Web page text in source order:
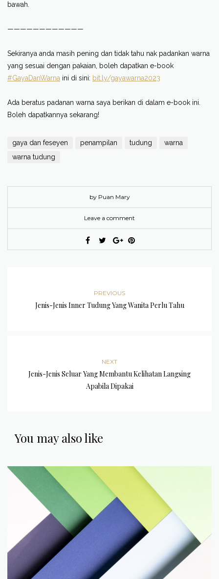
bawah.
————————————
Sekiranya anda masih pening dan tidak tahu nak padankan warna
yang sesuai dengan pakaian, boleh dapatkan e-book
#GayaDanWarna ini di sini: bit.ly/gayawarna2023
Ada beratus padanan warna saya berikan di dalam e-book ini.
Boleh dapatkannya sekarang!
gaya dan feseyen penampilan tudung
warna
warna tudung
by Puan Mary
Leave a comment
PREVIOUS
Jenis-Jenis Inner Tudung Yang Wanita Perlu Tahu
NEXT
Jenis-Jenis Seluar Yang Membantu Kelihatan Langsing
Apabila Dipakai
You may also like